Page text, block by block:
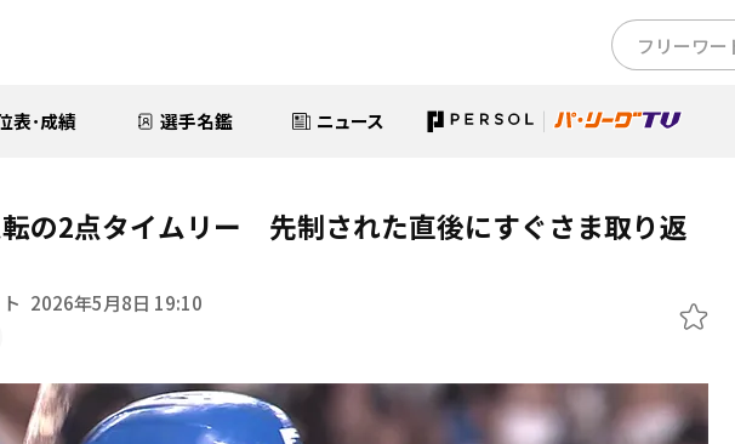
表･成績 選手名鑑 ニュース
の2点タイムリー 先制された直後にすぐさま取り返
2026年5月8日 19:10